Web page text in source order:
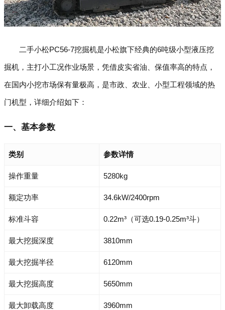
二手小松PC56-7挖掘机是小松旗下经典的6吨级小型液压挖
掘机，主打小工况作业场景，凭借皮实省油、保值率高的特点，
在国内小挖市场保有量极高，是市政、农业、小型工程领域的热
门机型，详细介绍如下：
一、基本参数
类别 参数详情
操作重量 5280kg
额定功率 34.6kW/2400rpm
标准斗容 0.22m³（可选0.19-0.25m³斗）
最大挖掘深度 3810mm
最大挖掘半径 6120mm
最大挖掘高度 5650mm
最大卸载高度 3960mm